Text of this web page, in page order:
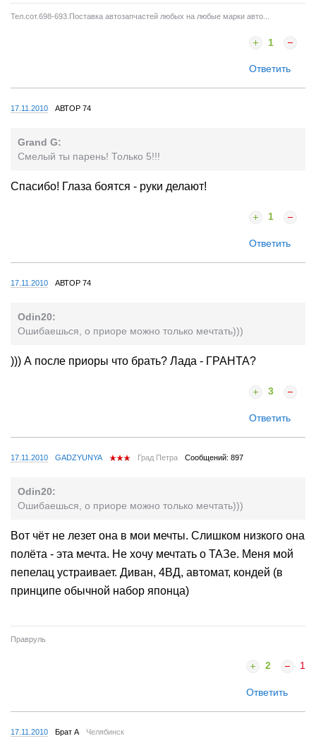
Тел.сот.698-693.Поставка автозапчастей любых на любые марки авто...
1
Ответить
17.11.2010 АВТОР 74
Grand G:
Смелый ты парень! Только 5!!!
Спасибо! Глаза боятся - руки делают!
1
Ответить
17.11.2010 АВТОР 74
Odin20:
Ошибаешься, о приоре можно только мечтать)))
))) А после приоры что брать? Лада - ГРАНТА?
3
Ответить
17.11.2010 GADZYUNYA Град Петра Сообщений: 897
Odin20:
Ошибаешься, о приоре можно только мечтать)))
Вот чёт не лезет она в мои мечты. Слишком низкого она
полёта - эта мечта. Не хочу мечтать о ТАЗе. Меня мой
пепелац устраивает. Диван, 4ВД, автомат, кондей (в
принципе обычной набор японца)
Правруль
2 1
Ответить
17.11.2010 Брат А Челябинск